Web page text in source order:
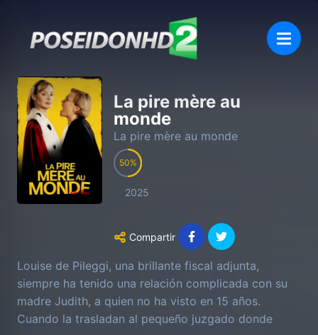
La pire mère au
monde
La pire mère au monde
50
2025
Compartir
Louise de Pileggi, una brillante fiscal adjunta,
siempre ha tenido una relación complicada con su
madre Judith, a quien no ha visto en 15 años.
Cuando la trasladan al pequeño juzgado donde